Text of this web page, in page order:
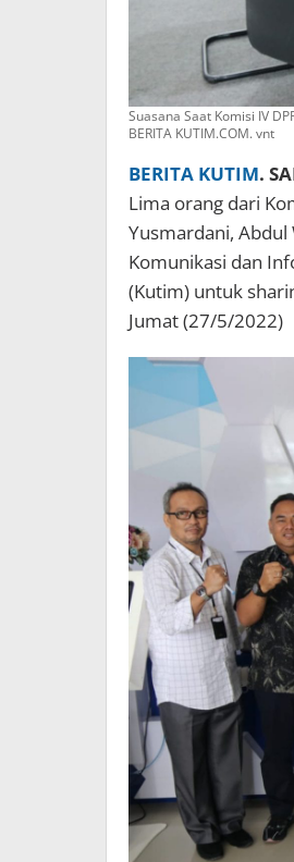
Suasana Saat Komisi IV
BERITA KUTIM.COM. vnt
BERITA KUTIM.
Lima orang dari
Yusmardani,
Komunikasi dan
(Kutim) untuk
Jumat (27/5/2022)